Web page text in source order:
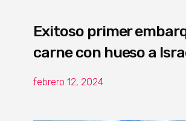
Exitoso primer
carne con hueso a
febrero 12, 2024